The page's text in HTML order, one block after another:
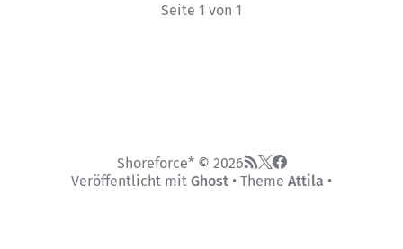
Seite 1 von 1
Shoreforce* © 2026
Veröffentlicht mit Ghost • Theme Attila •